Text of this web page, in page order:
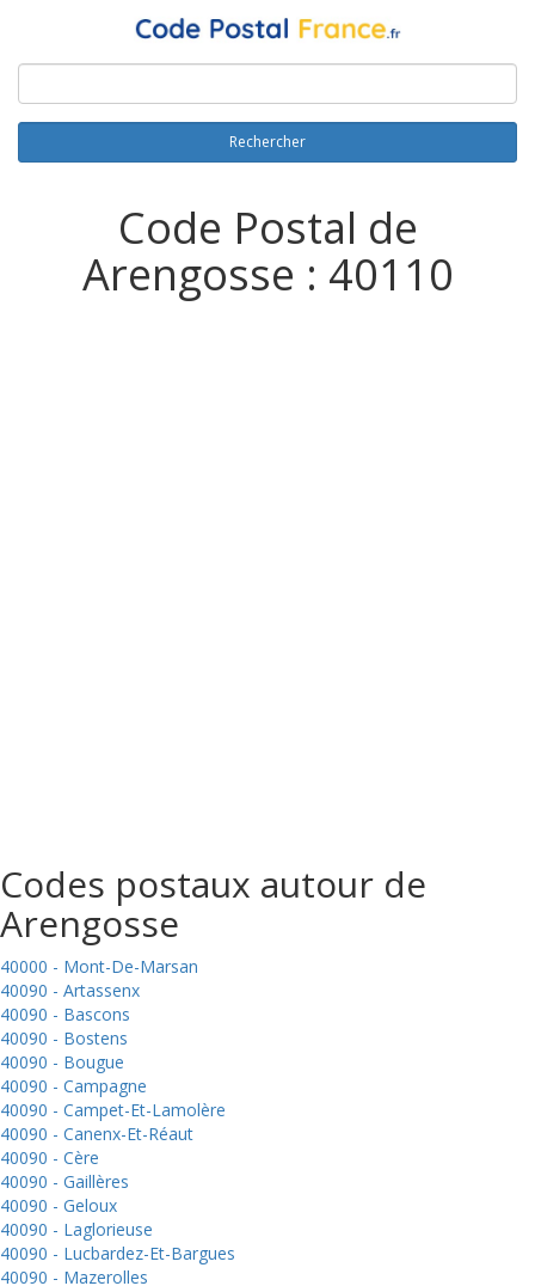
Rechercher
Code Postal de
Arengosse : 40110
Codes postaux autour de
Arengosse
40000 - Mont-De-Marsan
40090 - Artassenx
40090 - Bascons
40090 - Bostens
40090 - Bougue
40090 - Campagne
40090 - Campet-Et-Lamolère
40090 - Canenx-Et-Réaut
40090 - Cère
40090 - Gaillères
40090 - Geloux
40090 - Laglorieuse
40090 - Lucbardez-Et-Bargues
40090 - Mazerolles